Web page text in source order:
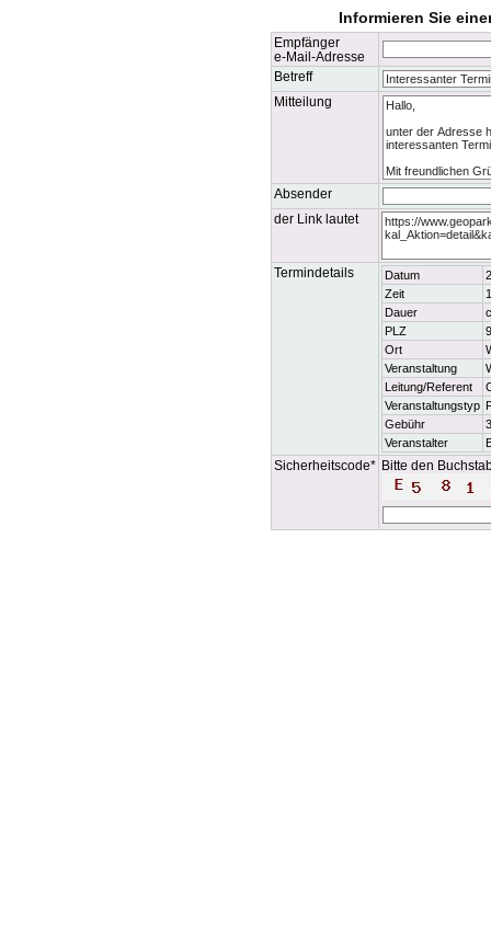
Informieren Sie
Empfänger
e-Mail-Adresse
Betreff
Mitteilung
Absender
der Link lautet
Termindetails Datum
Zeit
Dauer
PLZ
Ort
Veranstaltung
Leitung/Referent
Veranstaltungstyp
Gebühr
Veranstalter
Sicherheitscode* Bitte den